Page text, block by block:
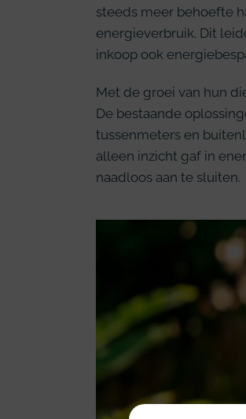
steeds meer behoefte
energieverbruik. Dit
inkoop ook
Met de groei van hun
De bestaande
tussenmeters en
alleen inzicht gaf in
naadloos aan te sluiten.